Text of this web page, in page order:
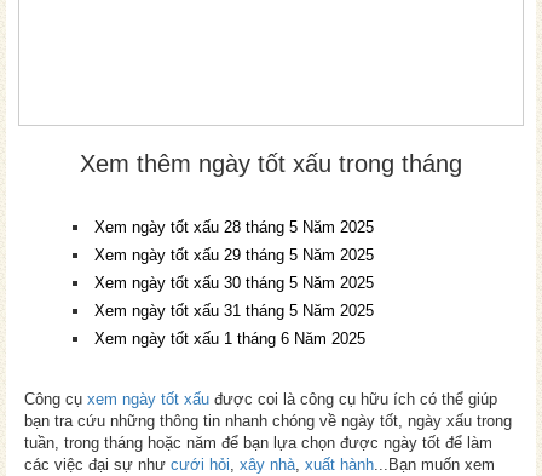
Xem thêm ngày tốt xấu trong tháng
Xem ngày tốt xấu 28 tháng 5 Năm 2025
Xem ngày tốt xấu 29 tháng 5 Năm 2025
Xem ngày tốt xấu 30 tháng 5 Năm 2025
Xem ngày tốt xấu 31 tháng 5 Năm 2025
Xem ngày tốt xấu 1 tháng 6 Năm 2025
Công cụ xem ngày tốt xấu được coi là công cụ hữu ích có thể giúp
bạn tra cứu những thông tin nhanh chóng về ngày tốt, ngày xấu trong
tuần, trong tháng hoặc năm để bạn lựa chọn được ngày tốt để làm
các việc đại sự như cưới hỏi, xây nhà, xuất hành...Bạn muốn xem